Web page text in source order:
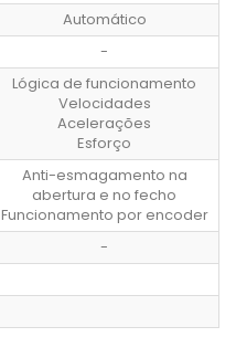
Automático
-
Lógica de funcionamento
Velocidades
Acelerações
Esforço
Anti-esmagamento na
abertura e no fecho
Funcionamento por encoder
-